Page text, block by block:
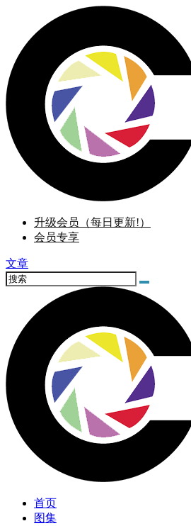
升级会员（每日更新!）
会员专享
文章
首页
图集